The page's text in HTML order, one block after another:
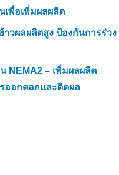
พื่อเพิ่มผลผลิต
วผลผลิตสูง ป้องกันการร่วง
NEMA2 – เพิ่มผลผลิต
ออกดอกและติดผล